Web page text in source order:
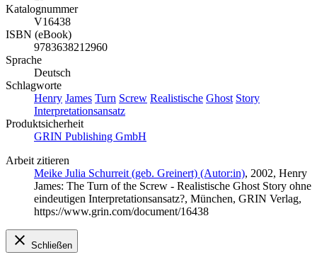
Katalognummer
V16438
ISBN (eBook)
9783638212960
Sprache
Deutsch
Schlagworte
Henry James Turn Screw Realistische Ghost Story
Interpretationsansatz
Produktsicherheit
GRIN Publishing GmbH
Arbeit zitieren
Meike Julia Schurreit (geb. Greinert) (Autor:in), 2002, Henry
James: The Turn of the Screw - Realistische Ghost Story ohne
eindeutigen Interpretationsansatz?, München, GRIN Verlag,
https://www.grin.com/document/16438
Schließen